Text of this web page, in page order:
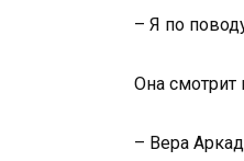
– Я по
Она смотрит
– Вера